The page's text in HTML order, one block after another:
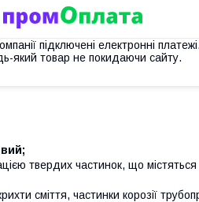
підключені електронні
який товар не покидаючи сайту.
твердих частинок, що
сміття, частинки корозії